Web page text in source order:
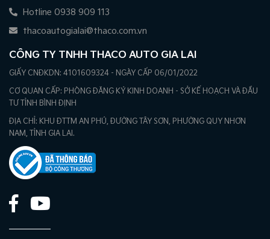
Hotline 0938 909 113
thacoautogialai@thaco.com.vn
CÔNG TY TNHH THACO AUTO GIA LAI
GIẤY CNĐKDN: 4101609324 - NGÀY CẤP 06/01/2022
CƠ QUAN CẤP: PHÒNG ĐĂNG KÝ KINH DOANH - SỞ KẾ HOẠCH VÀ ĐẦU
TƯ TỈNH BÌNH ĐỊNH
ĐỊA CHỈ: KHU ĐTTM AN PHÚ, ĐƯỜNG TÂY SƠN, PHƯỜNG QUY NHƠN
NAM, TỈNH GIA LAI.